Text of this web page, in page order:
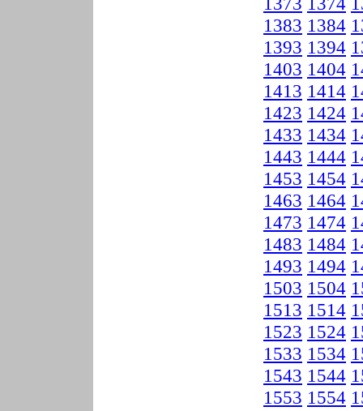
1383 1384
1393 1394
1403 1404
1413 1414
1423 1424
1433 1434
1443 1444
1453 1454
1463 1464
1473 1474
1483 1484
1493 1494
1503 1504
1513 1514
1523 1524
1533 1534
1543 1544
1553 1554